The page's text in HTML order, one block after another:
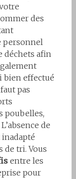
des
personnel
déchets afin
bien effectué
pas
poubelles,
de
de tri. Vous
entre les
pour